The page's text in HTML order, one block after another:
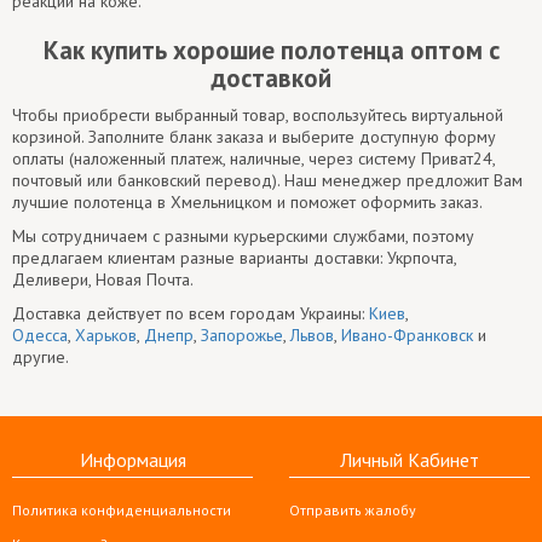
Как купить хорошие полотенца оптом с
доставкой
Чтобы приобрести выбранный товар, воспользуйтесь виртуальной
корзиной. Заполните бланк заказа и выберите доступную форму
оплаты (наложенный платеж, наличные, через систему Приват24,
почтовый или банковский перевод). Наш менеджер предложит Вам
лучшие полотенца в Хмельницком и поможет оформить заказ.
Мы сотрудничаем с разными курьерскими службами, поэтому
предлагаем клиентам разные варианты доставки: Укрпочта,
Деливери, Новая Почта.
Доставка действует по всем городам Украины: Киев,
Одесса, Харьков, Днепр, Запорожье,Львов, Ивано-Франковск и
другие.
Информация
Политика конфиденциальности
Личный Кабинет
Отправить жалобу